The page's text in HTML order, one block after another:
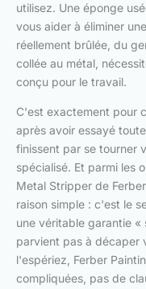
utilisez. Une éponge
vous aider à éliminer
réellement brûlée, du
collée au métal,
conçu pour le travail.
C'est exactement pour
après avoir essayé
finissent par se tourner
spécialisé. Et parmi les
Metal Stripper de
raison simple : c'est le
une véritable garantie «
parvient pas à décaper
l'espériez, Ferber
compliquées, pas de